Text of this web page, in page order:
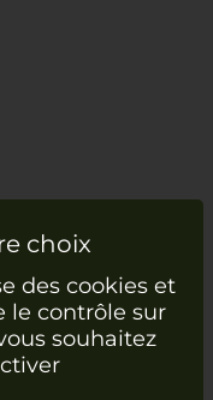
des cookies et
le contrôle sur
souhaitez